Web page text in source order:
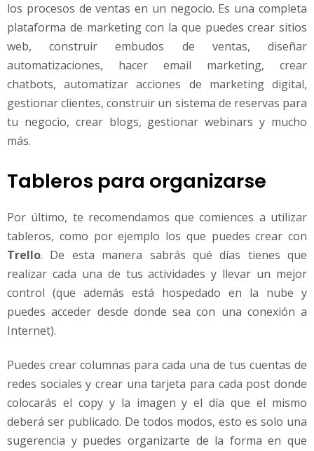
los procesos de ventas en un negocio. Es una completa
plataforma de marketing con la que puedes crear sitios
web, construir embudos de ventas, diseñar
automatizaciones, hacer email marketing, crear
chatbots, automatizar acciones de marketing digital,
gestionar clientes, construir un sistema de reservas para
tu negocio, crear blogs, gestionar webinars y mucho
más.
Tableros para organizarse
Por último, te recomendamos que comiences a utilizar
tableros, como por ejemplo los que puedes crear con
Trello. De esta manera sabrás qué días tienes que
realizar cada una de tus actividades y llevar un mejor
control (que además está hospedado en la nube y
puedes acceder desde donde sea con una conexión a
Internet).
Puedes crear columnas para cada una de tus cuentas de
redes sociales y crear una tarjeta para cada post donde
colocarás el copy y la imagen y el día que el mismo
deberá ser publicado. De todos modos, esto es solo una
sugerencia y puedes organizarte de la forma en que